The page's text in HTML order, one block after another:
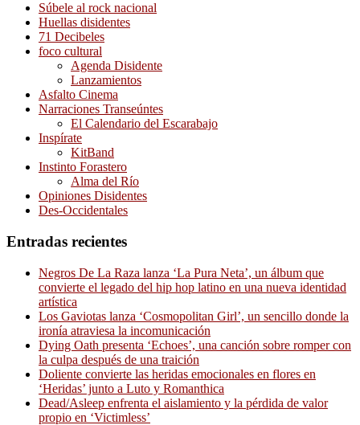
Súbele al rock nacional
Huellas disidentes
71 Decibeles
foco cultural
Agenda Disidente
Lanzamientos
Asfalto Cinema
Narraciones Transeúntes
El Calendario del Escarabajo
Inspírate
KitBand
Instinto Forastero
Alma del Río
Opiniones Disidentes
Des-Occidentales
Entradas recientes
Negros De La Raza lanza ‘La Pura Neta’, un álbum que
convierte el legado del hip hop latino en una nueva identidad
artística
Los Gaviotas lanza ‘Cosmopolitan Girl’, un sencillo donde la
ironía atraviesa la incomunicación
Dying Oath presenta ‘Echoes’, una canción sobre romper con
la culpa después de una traición
Doliente convierte las heridas emocionales en flores en
‘Heridas’ junto a Luto y Romanthica
Dead/Asleep enfrenta el aislamiento y la pérdida de valor
propio en ‘Victimless’